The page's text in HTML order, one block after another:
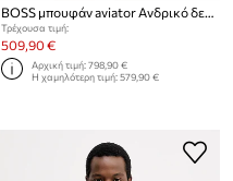
BOSS μπουφάν aviator Ανδρικό δερμάτινο BOSS X DAVID BECKHAM
Τρέχουσα τιμή:
509,90 €
Αρχική τιμή:798,90 €
Η χαμηλότερη τιμή:579,90 €